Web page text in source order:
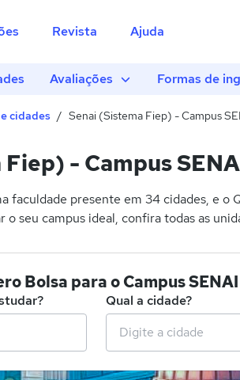
Revista Ajuda
Avaliações Formas de
cidades Senai (Sistema Fiep) - Campus
- Campus
faculdade presente em 34 cidades, e o
o seu campus ideal, confira todas as
Bolsa para o Campus
Qual a cidade?